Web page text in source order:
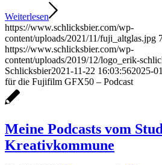
Weiterlesen
https://www.schlicksbier.com/wp-
content/uploads/2021/11/fuji_altglas.jpg
https://www.schlicksbier.com/wp-
content/uploads/2019/12/logo_erik-
Schlicksbier2021-11-22 16:03:562025-
für die Fujifilm GFX50 – Podcast
Meine Podcasts vom
Kreativkommune